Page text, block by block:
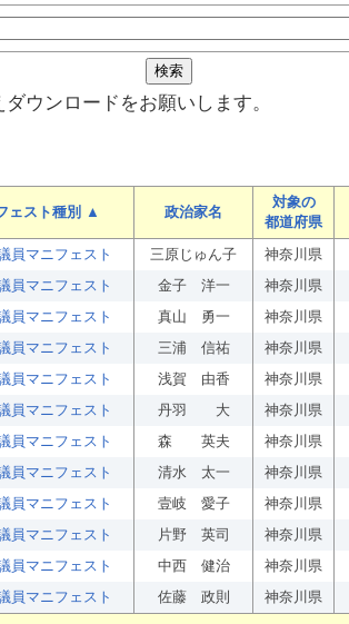
ウンロードをお願いします。
ェスト種別 ▲ 政治家名
対象の
都道府県
員マニフェスト 三原じゅん子 神奈川県
員マニフェスト 金子 洋一 神奈川県
員マニフェスト 真山 勇一 神奈川県
員マニフェスト 三浦 信祐 神奈川県
員マニフェスト 浅賀 由香 神奈川県
員マニフェスト 丹羽 大 神奈川県
員マニフェスト 森 英夫 神奈川県
員マニフェスト 清水 太一 神奈川県
員マニフェスト 壹岐 愛子 神奈川県
員マニフェスト 片野 英司 神奈川県
員マニフェスト 中西 健治 神奈川県
員マニフェスト 佐藤 政則 神奈川県